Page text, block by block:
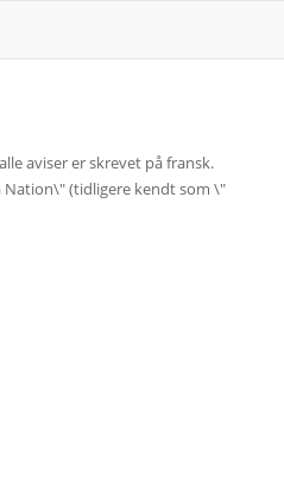
aviser er skrevet på fransk.
Nation\" (tidligere kendt som \"